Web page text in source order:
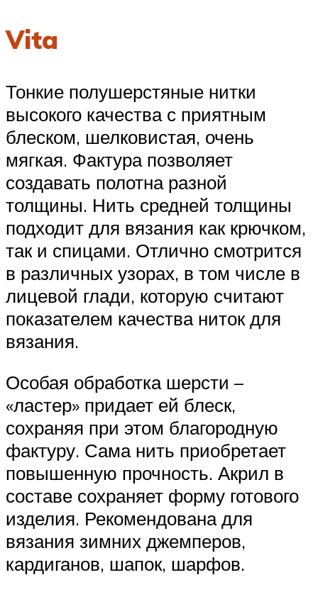
Vita
Тонкие полушерстяные нитки
высокого качества с приятным
блеском, шелковистая, очень
мягкая. Фактура позволяет
создавать полотна разной
толщины. Нить средней толщины
подходит для вязания как крючком,
так и спицами. Отлично смотрится
в различных узорах, в том числе в
лицевой глади, которую считают
показателем качества ниток для
вязания.
Особая обработка шерсти –
«ластер» придает ей блеск,
сохраняя при этом благородную
фактуру. Сама нить приобретает
повышенную прочность. Акрил в
составе сохраняет форму готового
изделия. Рекомендована для
вязания зимних джемперов,
кардиганов, шапок, шарфов.